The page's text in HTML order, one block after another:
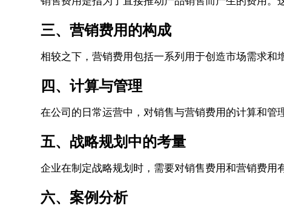
三、营销费用的构成
相较之下，营销费用包括一系列用于创造市场需求和
四、计算与管理
在公司的日常运营中，对销售与营销费用的计算和管
五、战略规划中的考量
企业在制定战略规划时，需要对销售费用和营销费用
六、案例分析